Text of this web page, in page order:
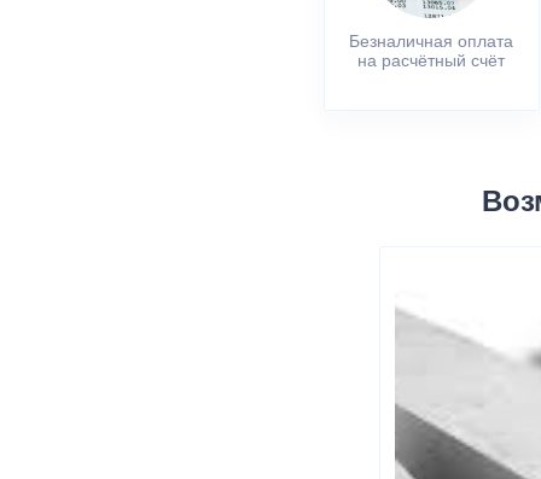
Безналичная оплата
на расчётный счёт